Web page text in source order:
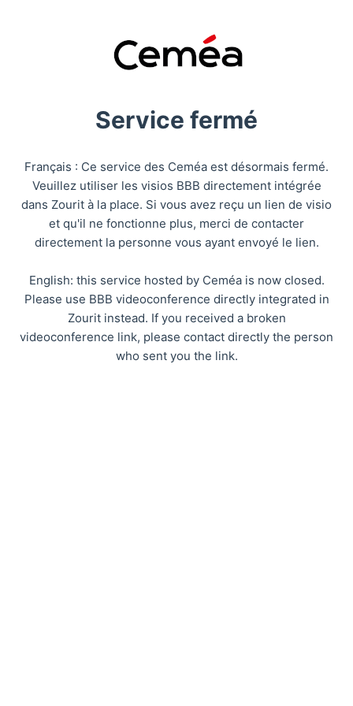
Service fermé
Français : Ce service des Ceméa est désormais fermé.
Veuillez utiliser les visios BBB directement intégrée
dans Zourit à la place. Si vous avez reçu un lien de visio
et qu'il ne fonctionne plus, merci de contacter
directement la personne vous ayant envoyé le lien.
English: this service hosted by Ceméa is now closed.
Please use BBB videoconference directly integrated in
Zourit instead. If you received a broken
videoconference link, please contact directly the person
who sent you the link.